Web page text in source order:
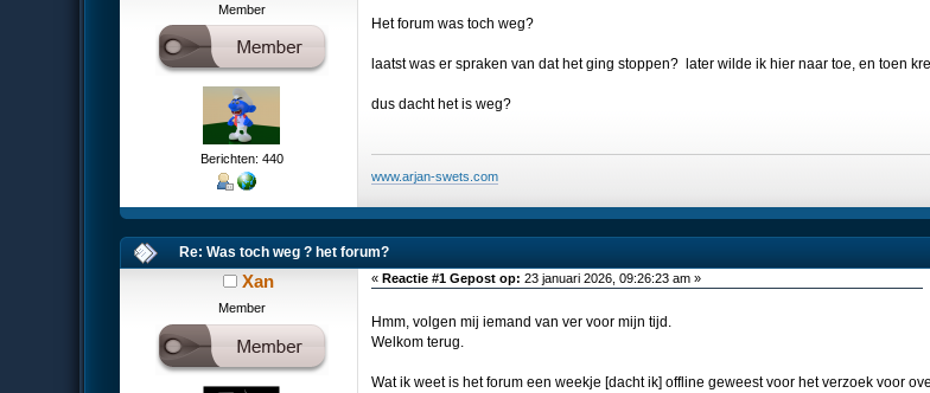
Member
Berichten: 440
Het forum was toch weg?
laatst was er spraken van dat het ging stoppen? later wilde ik hier naar toe, en toen
dus dacht het is weg?
www.arjan-swets.com
Re: Was toch weg ? het forum?
Xan
Member
« Reactie #1 Gepost op: 23 januari 2026, 09:26:23 am »
Hmm, volgen mij iemand van ver voor mijn tijd.
Welkom terug.
Wat ik weet is het forum een weekje [dacht ik] offline geweest voor het verzoek voor